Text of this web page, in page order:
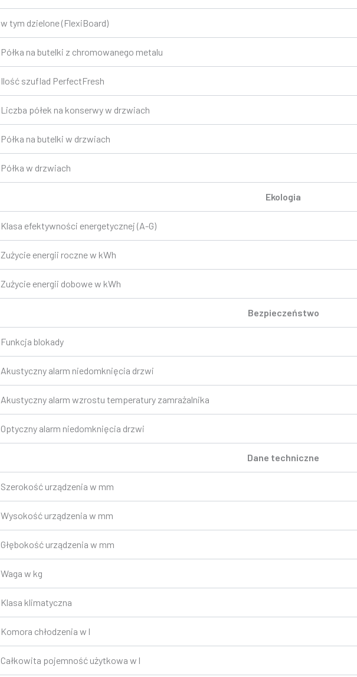
w tym dzielone (FlexiBoard)
Półka na butelki z chromowanego metalu
Ilość szuflad PerfectFresh
Liczba półek na konserwy w drzwiach
Półka na butelki w drzwiach
Półka w drzwiach
Ekologia
Klasa efektywności energetycznej (A-G)
Zużycie energii roczne w kWh
Zużycie energii dobowe w kWh
Bezpieczeństwo
Funkcja blokady
Akustyczny alarm niedomknięcia drzwi
Akustyczny alarm wzrostu temperatury zamrażalnika
Optyczny alarm niedomknięcia drzwi
Dane techniczne
Szerokość urządzenia w mm
Wysokość urządzenia w mm
Głębokość urządzenia w mm
Waga w kg
Klasa klimatyczna
Komora chłodzenia w l
Całkowita pojemność użytkowa w l